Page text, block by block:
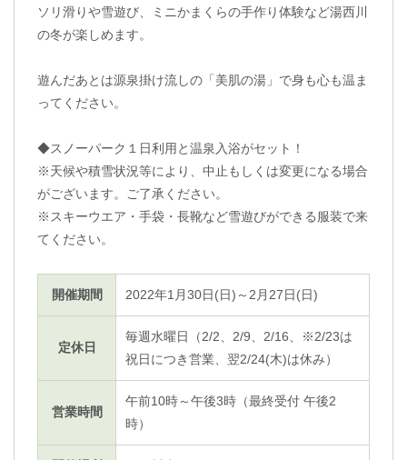
ソリ滑りや雪遊び、ミニかまくらの手作り体験など湯西川
の冬が楽しめます。
遊んだあとは源泉掛け流しの「美肌の湯」で身も心も温ま
ってください。
◆スノーパーク１日利用と温泉入浴がセット！
※天候や積雪状況等により、中止もしくは変更になる場合
がございます。ご了承ください。
※スキーウエア・手袋・長靴など雪遊びができる服装で来
てください。
開催期間 2022年1月30日(日)～2月27日(日)
定休日
毎週水曜日（2/2、2/9、2/16、※2/23は
祝日につき営業、翌2/24(木)は休み）
営業時間
午前10時～午後3時（最終受付 午後2
時）